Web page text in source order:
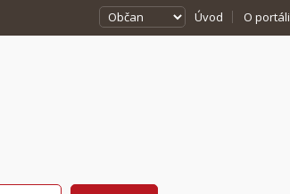
Úvod O portáli